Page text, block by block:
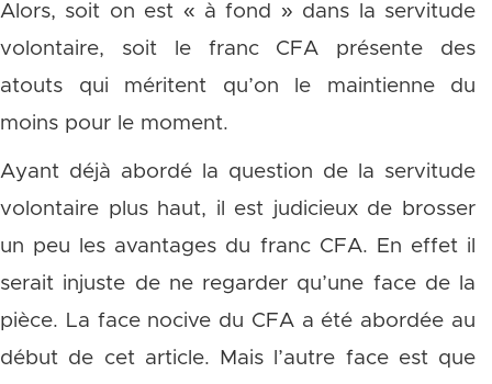
Alors, soit on est « à fond » dans la servitude
volontaire, soit le franc CFA présente des
atouts qui méritent qu’on le maintienne du
moins pour le moment.
Ayant déjà abordé la question de la servitude
volontaire plus haut, il est judicieux de brosser
un peu les avantages du franc CFA. En effet il
serait injuste de ne regarder qu’une face de la
pièce. La face nocive du CFA a été abordée au
début de cet article. Mais l’autre face est que